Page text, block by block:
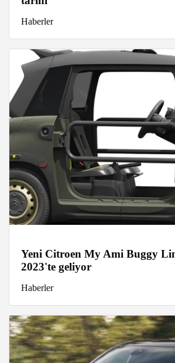
Haberler
Yeni Citroen My Ami Buggy
2023'te geliyor
Haberler